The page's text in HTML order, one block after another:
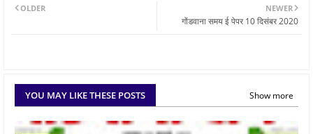
NEWER
गोंडवाना समय ई पेपर 10 दिसंबर 2020
OLDER
YOU MAY LIKE THESE POSTS Show more